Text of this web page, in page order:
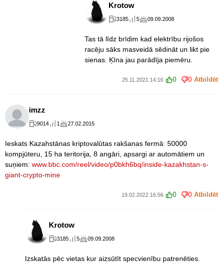
Krotow
3185 5 09.09.2008
Tas tā līdz brīdim kad elektrību rijošos
racēju sāks masveidā sēdināt un likt pie
sienas. Ķīna jau parādīja piemēru.
25.11.2021 14:16 0 0 Atbildēt
imzz
9014 1 27.02.2015
Ieskats Kazahstānas kriptovalūtas rakšanas fermā: 50000
kompjūteru, 15 ha teritorija, 8 angāri, apsargi ar automātiem un
suņiem: www.bbc.com/reel/video/p0bkh6bq/inside-kazakhstan-s-
giant-crypto-mine
19.02.2022 16:56 0 0 Atbildēt
Krotow
3185 5 09.09.2008
Izskatās pēc vietas kur aizsūtīt specvienību patrenēties.